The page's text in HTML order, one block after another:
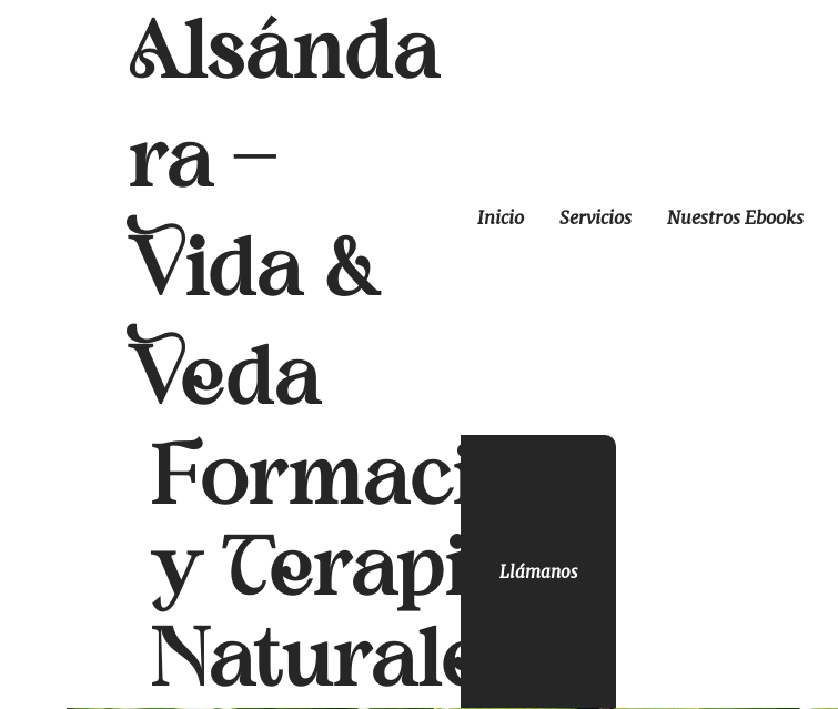
Inicio Servicios Nuestros Ebooks
Alsánda
ra-
Vida &
Veda
Formación
y Terapias
Naturales
Llámanos